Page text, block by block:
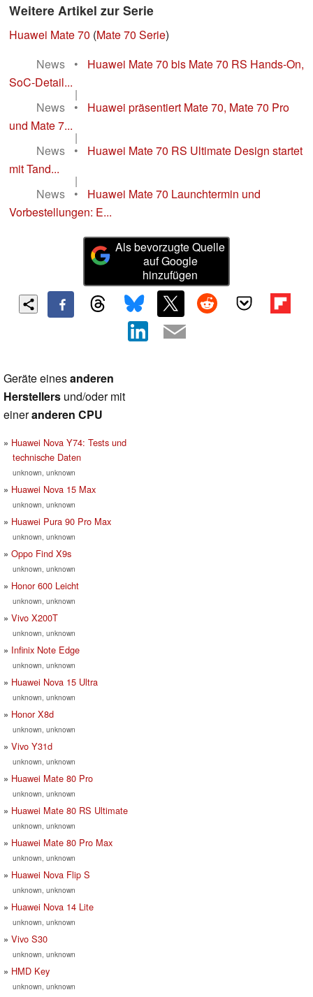
Weitere Artikel zur Serie
Huawei Mate 70 (Mate 70 Serie)
News
•
Huawei Mate 70 bis Mate 70 RS Hands-On,
SoC-Detail...
|
News
•
Huawei präsentiert Mate 70, Mate 70 Pro
und Mate 7...
|
News
•
Huawei Mate 70 RS Ultimate Design startet
mit Tand...
|
News
•
Huawei Mate 70 Launchtermin und
Vorbestellungen: E...
Als bevorzugte Quelle
auf Google
hinzufügen
Geräte einesanderen
Herstellers und/oder mit
eineranderen CPU
Huawei Nova Y74: Tests und
technische Daten
unknown, unknown
Huawei Nova 15 Max
unknown, unknown
Huawei Pura 90 Pro Max
unknown, unknown
Oppo Find X9s
unknown, unknown
Honor 600 Leicht
unknown, unknown
Vivo X200T
unknown, unknown
Infinix Note Edge
unknown, unknown
Huawei Nova 15 Ultra
unknown, unknown
Honor X8d
unknown, unknown
Vivo Y31d
unknown, unknown
Huawei Mate 80 Pro
unknown, unknown
Huawei Mate 80 RS Ultimate
unknown, unknown
Huawei Mate 80 Pro Max
unknown, unknown
Huawei Nova Flip S
unknown, unknown
Huawei Nova 14 Lite
unknown, unknown
Vivo S30
unknown, unknown
HMD Key
unknown, unknown